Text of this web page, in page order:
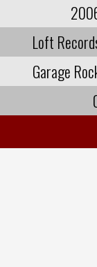
Loft
Garage